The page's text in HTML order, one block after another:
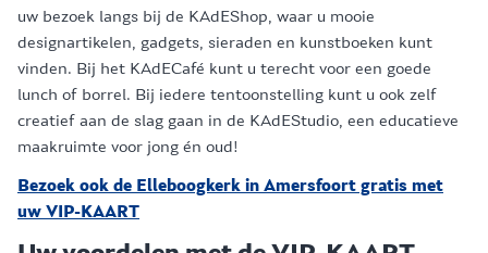
uw bezoek langs bij de KAdEShop, waar u mooie
designartikelen, gadgets, sieraden en kunstboeken kunt
vinden. Bij het KAdECafé kunt u terecht voor een goede
lunch of borrel. Bij iedere tentoonstelling kunt u ook zelf
creatief aan de slag gaan in de KAdEStudio, een educatieve
maakruimte voor jong én oud!
Bezoek ook de Elleboogkerk in Amersfoort gratis met
uw VIP-KAART